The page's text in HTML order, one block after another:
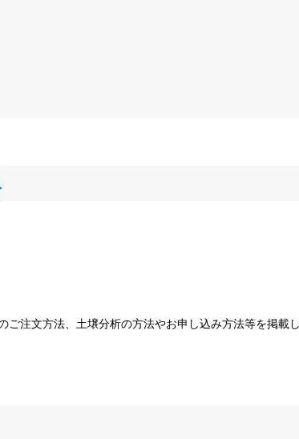
注文方法、土壌分析の方法やお申し込み方法等を掲載し